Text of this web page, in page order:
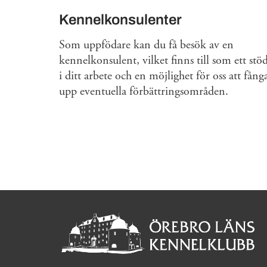
Kennelkonsulenter
Som uppfödare kan du få besök av en
kennelkonsulent, vilket finns till som ett
i ditt arbete och en möjlighet för oss att
upp eventuella förbättringsområden.
Sidinformation och
Köpa hund startsida